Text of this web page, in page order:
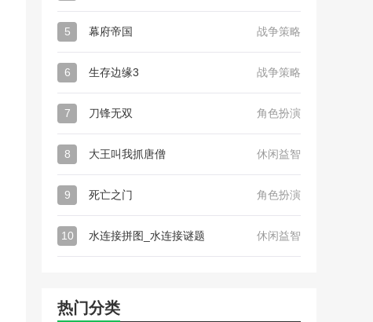
5 幕府帝国 战争策略
6 生存边缘3 战争策略
7 刀锋无双 角色扮演
8 大王叫我抓唐僧 休闲益智
9 死亡之门 角色扮演
10 水连接拼图_水连接谜题 休闲益智
热门分类